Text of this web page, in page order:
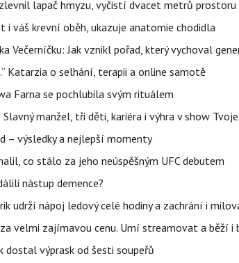
lapač hmyzu, vyčistí dvacet metrů prostoru
váš krevní oběh, ukazuje anatomie chodidla
Večerníčku: Jak vznikl pořad, který vychoval
Katarzia o selhání, terapii a online samotě
Farna se pochlubila svým rituálem
manžel, tři děti, kariéra i výhra v show
– výsledky a nejlepší momenty
co stálo za jeho neúspěšným UFC debutem
nástup demence?
udrží nápoj ledový celé hodiny a zachrání i
velmi zajímavou cenu. Umí streamovat a běží
dostal výprask od šesti soupeřů